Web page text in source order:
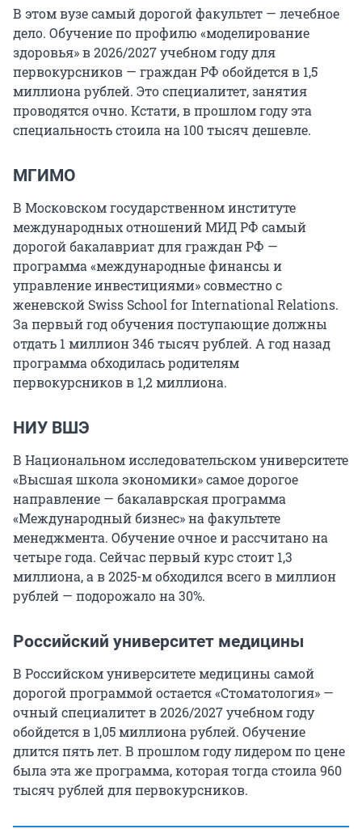
В этом вузе самый дорогой факультет — лечебное
дело. Обучение по профилю «моделирование
здоровья» в 2026/2027 учебном году для
первокурсников — граждан РФ обойдется в 1,5
миллиона рублей. Это специалитет, занятия
проводятся очно. Кстати, в прошлом году эта
специальность стоила на 100 тысяч дешевле.
МГИМО
В Московском государственном институте
международных отношений МИД РФ самый
дорогой бакалавриат для граждан РФ —
программа «международные финансы и
управление инвестициями» совместно с
женевской Swiss School for International Relations.
За первый год обучения поступающие должны
отдать 1 миллион 346 тысяч рублей. А год назад
программа обходилась родителям
первокурсников в 1,2 миллиона.
НИУ ВШЭ
В Национальном исследовательском университете
«Высшая школа экономики» самое дорогое
направление — бакалаврская программа
«Международный бизнес» на факультете
менеджмента. Обучение очное и рассчитано на
четыре года. Сейчас первый курс стоит 1,3
миллиона, а в 2025-м обходился всего в миллион
рублей — подорожало на 30%.
Российский университет медицины
В Российском университете медицины самой
дорогой программой остается «Стоматология» —
очный специалитет в 2026/2027 учебном году
обойдется в 1,05 миллиона рублей. Обучение
длится пять лет. В прошлом году лидером по цене
была эта же программа, которая тогда стоила 960
тысяч рублей для первокурсников.